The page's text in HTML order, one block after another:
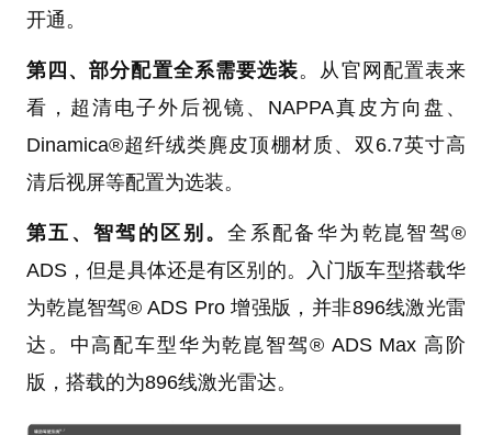
开通。
第四、部分配置全系需要选装。从官网配置表来
看，超清电子外后视镜、NAPPA真皮方向盘、
Dinamica®超纤绒类麂皮顶棚材质、双6.7英寸高
清后视屏等配置为选装。
第五、智驾的区别。全系配备华为乾崑智驾®
ADS，但是具体还是有区别的。入门版车型搭载华
为乾崑智驾® ADS Pro 增强版，并非896线激光雷
达。中高配车型华为乾崑智驾® ADS Max 高阶
版，搭载的为896线激光雷达。